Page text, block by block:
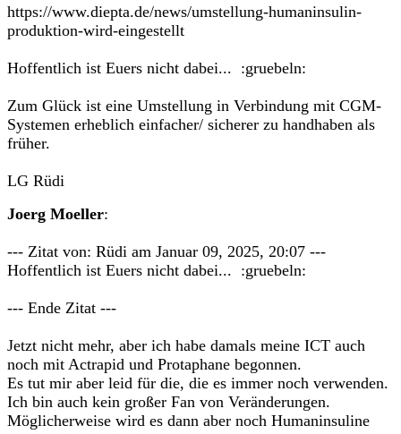
https://www.diepta.de/news/umstellung-humaninsulin-
produktion-wird-eingestellt
Hoffentlich ist Euers nicht dabei... :gruebeln:
Zum Glück ist eine Umstellung in Verbindung mit CGM-
Systemen erheblich einfacher/ sicherer zu handhaben als
früher.
LG Rüdi
Joerg Moeller:
--- Zitat von: Rüdi am Januar 09, 2025, 20:07 ---
Hoffentlich ist Euers nicht dabei... :gruebeln:
--- Ende Zitat ---
Jetzt nicht mehr, aber ich habe damals meine ICT auch
noch mit Actrapid und Protaphane begonnen.
Es tut mir aber leid für die, die es immer noch verwenden.
Ich bin auch kein großer Fan von Veränderungen.
Möglicherweise wird es dann aber noch Humaninsuline